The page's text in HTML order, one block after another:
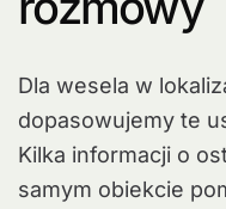
Dla wesela w
dopasowujemy te
Kilka informacji o
samym obiekcie